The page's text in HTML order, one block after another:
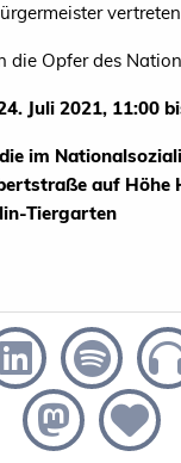
die Opfer des
Juli 2021, 11:00
im
auf Höhe
Tiergarten